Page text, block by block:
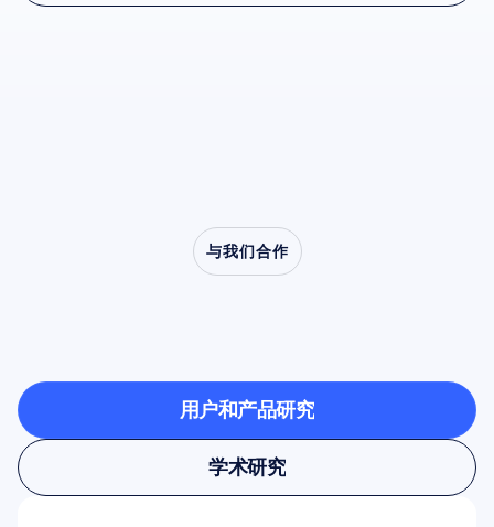
查看全部配件
与我们合作
验室时有什么可能
用户和产品研究
用户和产品研究
学术研究
学术研究